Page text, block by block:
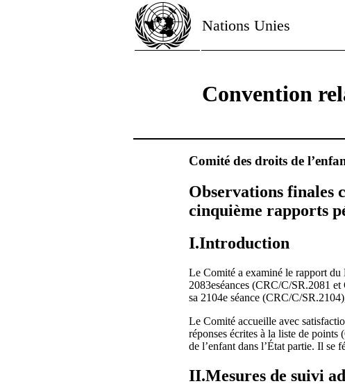
Nations Unies
Convention
Comité des droits de
Observations finales
cinquième rapports
I.Introduction
Le Comité a examiné le rapport
2083eséances (CRC/C/SR.2081
sa 2104e séance (CRC/C/
Le Comité accueille avec
réponses écrites à la liste de
de l’enfant dans l’État partie. Il se
II.Mesures de suivi